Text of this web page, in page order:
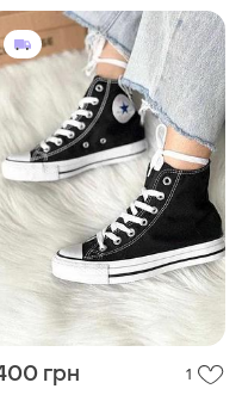
грн
1